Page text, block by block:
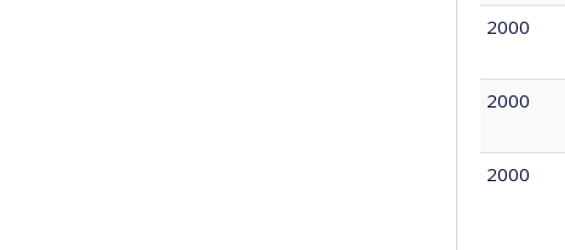
2000
2000
2000